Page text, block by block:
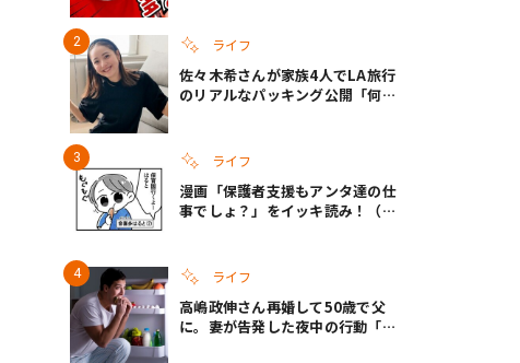
ライフ
佐々木希さんが家族4人でLA旅行
のリアルなパッキング公開「何が
ライフ
漫画「保護者支援もアンタ達の仕
事でしょ？」をイッキ読み！（右
ライフ
高嶋政伸さん再婚して50歳で父
に。妻が告発した夜中の行動「こ